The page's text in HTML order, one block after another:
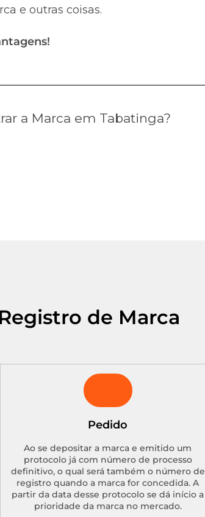
e outras coisas.
a Marca em Tabatinga?
de Marca
Pedido
Ao se depositar a marca e emitido um
protocolo já com número de processo
definitivo, o qual será também o número de
registro quando a marca for concedida. A
partir da data desse protocolo se dá início a
prioridade da marca no mercado.